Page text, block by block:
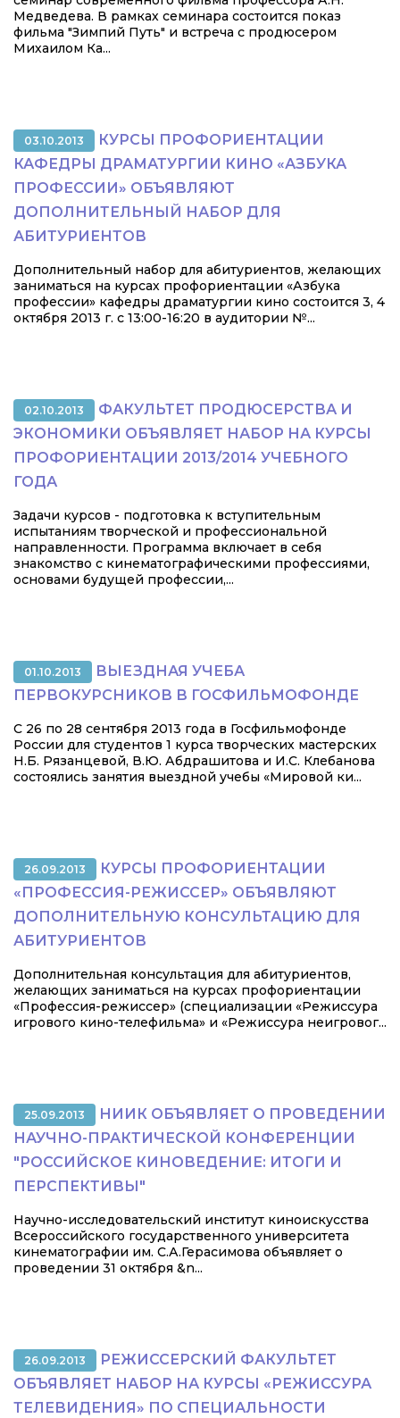
Медведева. В рамках семинара состоится показ
фильма "Зимпий Путь" и встреча с продюсером
Михаилом Ка...
03.10.2013
КУРСЫ ПРОФОРИЕНТАЦИИ
КАФЕДРЫ ДРАМАТУРГИИ КИНО «АЗБУКА
ПРОФЕССИИ» ОБЪЯВЛЯЮТ
ДОПОЛНИТЕЛЬНЫЙ НАБОР ДЛЯ
АБИТУРИЕНТОВ
Дополнительный набор для абитуриентов, желающих
заниматься на курсах профориентации «Азбука
профессии» кафедры драматургии кино состоится 3, 4
октября 2013 г. с 13:00-16:20 в аудитории №...
02.10.2013
ФАКУЛЬТЕТ ПРОДЮСЕРСТВА И
ЭКОНОМИКИ ОБЪЯВЛЯЕТ НАБОР НА КУРСЫ
ПРОФОРИЕНТАЦИИ 2013/2014 УЧЕБНОГО
ГОДА
Задачи курсов - подготовка к вступительным
испытаниям творческой и профессиональной
направленности. Программа включает в себя
знакомство с кинематографическими профессиями,
основами будущей профессии,...
01.10.2013
ВЫЕЗДНАЯ УЧЕБА
ПЕРВОКУРСНИКОВ В ГОСФИЛЬМОФОНДЕ
С 26 по 28 сентября 2013 года в Госфильмофонде
России для студентов 1 курса творческих мастерских
Н.Б. Рязанцевой, В.Ю. Абдрашитова и И.С. Клебанова
состоялись занятия выездной учебы «Мировой ки...
26.09.2013
КУРСЫ ПРОФОРИЕНТАЦИИ
«ПРОФЕССИЯ-РЕЖИССЕР» ОБЪЯВЛЯЮТ
ДОПОЛНИТЕЛЬНУЮ КОНСУЛЬТАЦИЮ ДЛЯ
АБИТУРИЕНТОВ
Дополнительная консультация для абитуриентов,
желающих заниматься на курсах профориентации
«Профессия-режиссер» (специализации «Режиссура
игрового кино-телефильма» и «Режиссура неигровог...
25.09.2013
НИИК ОБЪЯВЛЯЕТ О ПРОВЕДЕНИИ
НАУЧНО-ПРАКТИЧЕСКОЙ КОНФЕРЕНЦИИ
"РОССИЙСКОЕ КИНОВЕДЕНИЕ: ИТОГИ И
ПЕРСПЕКТИВЫ"
Научно-исследовательский институт киноискусства
Всероссийского государственного университета
кинематографии им. С.А.Герасимова объявляет о
проведении 31 октября &n...
26.09.2013
РЕЖИССЕРСКИЙ ФАКУЛЬТЕТ
ОБЪЯВЛЯЕТ НАБОР НА КУРСЫ «РЕЖИССУРА
ТЕЛЕВИДЕНИЯ» ПО СПЕЦИАЛЬНОСТИ